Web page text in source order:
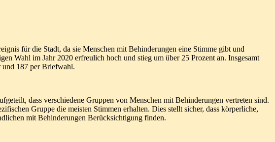
für die Stadt, da sie Menschen mit Behinderungen eine Stimme gibt und
Wahl im Jahr 2020 erfreulich hoch und stieg um über 25 Prozent an. Insgesamt
und 187 per Briefwahl.
dass verschiedene Gruppen von Menschen mit Behinderungen vertreten sind.
Gruppe die meisten Stimmen erhalten. Dies stellt sicher, dass körperliche,
mit Behinderungen Berücksichtigung finden.